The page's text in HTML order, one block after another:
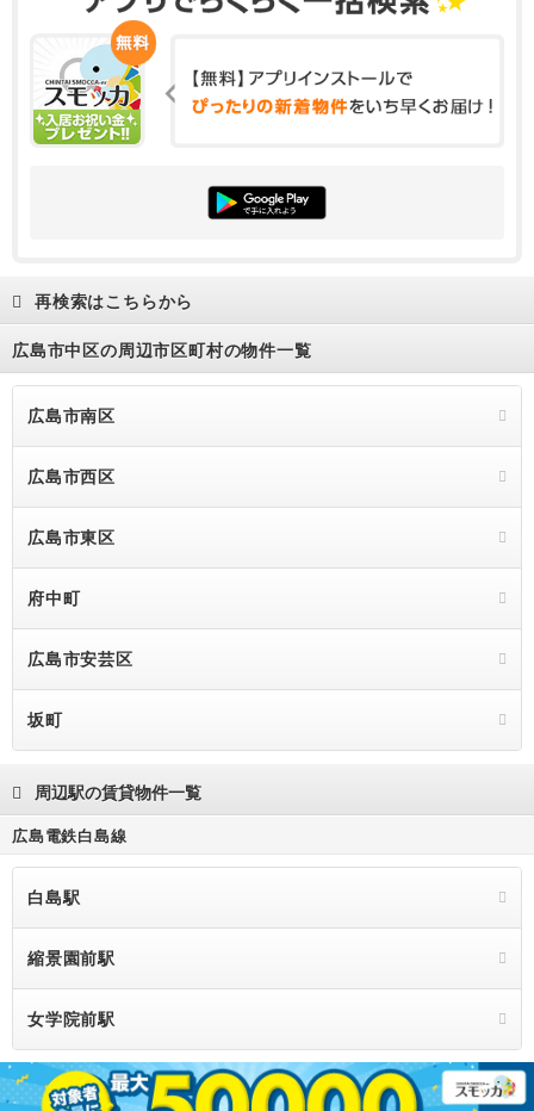
再検索はこちらから
広島市中区の周辺市区町村の物件一覧
広島市南区
広島市西区
広島市東区
府中町
広島市安芸区
坂町
周辺駅の賃貸物件一覧
広島電鉄白島線
白島駅
縮景園前駅
女学院前駅